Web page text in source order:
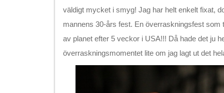
väldigt mycket i smyg! Jag har helt enkelt fixat,
mannens 30-års fest. En överraskningsfest som
av planet efter 5 veckor i USA!!! Då hade det ju
överraskningsmomentet lite om jag lagt ut det